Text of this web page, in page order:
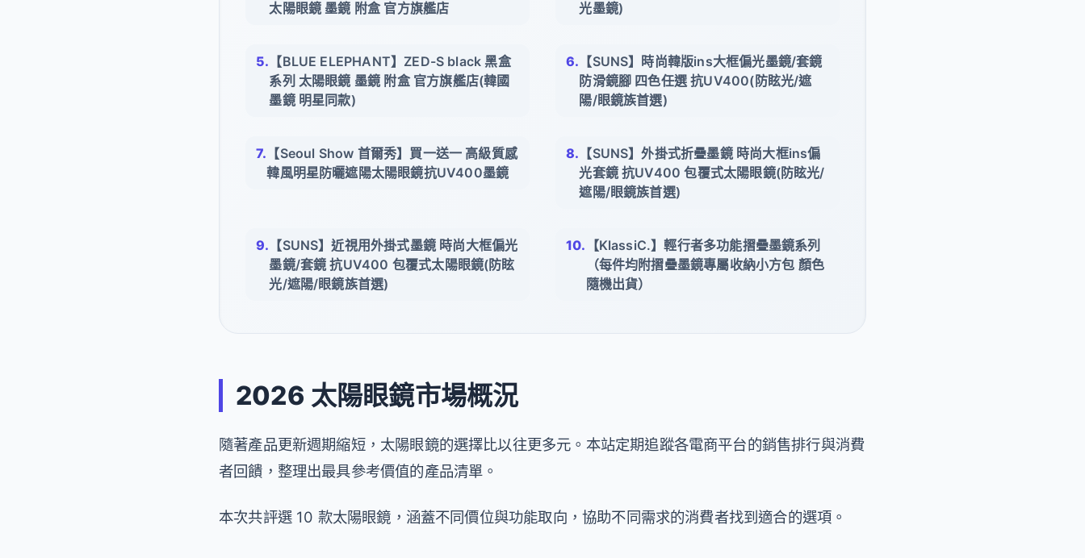
太陽眼鏡 墨鏡 附盒 官方旗艦店
光墨鏡)
【BLUE ELEPHANT】ZED-S black 黑盒
系列 太陽眼鏡 墨鏡 附盒 官方旗艦店(韓國
墨鏡 明星同款)
【SUNS】時尚韓版ins大框偏光墨鏡/套鏡
防滑鏡腳 四色任選 抗UV400(防眩光/遮
陽/眼鏡族首選)
【Seoul Show 首爾秀】買一送一 高級質感
韓風明星防曬遮陽太陽眼鏡抗UV400墨鏡
【SUNS】外掛式折疊墨鏡 時尚大框ins偏
光套鏡 抗UV400 包覆式太陽眼鏡(防眩光/
遮陽/眼鏡族首選)
【SUNS】近視用外掛式墨鏡 時尚大框偏光
墨鏡/套鏡 抗UV400 包覆式太陽眼鏡(防眩
光/遮陽/眼鏡族首選)
【KlassiC.】輕行者多功能摺疊墨鏡系列
（每件均附摺疊墨鏡專屬收納小方包 顏色
隨機出貨）
2026 太陽眼鏡市場概況
隨著產品更新週期縮短，太陽眼鏡的選擇比以往更多元。本站定期追蹤各電商平台的銷售排行與消費
者回饋，整理出最具參考價值的產品清單。
本次共評選 10 款太陽眼鏡，涵蓋不同價位與功能取向，協助不同需求的消費者找到適合的選項。